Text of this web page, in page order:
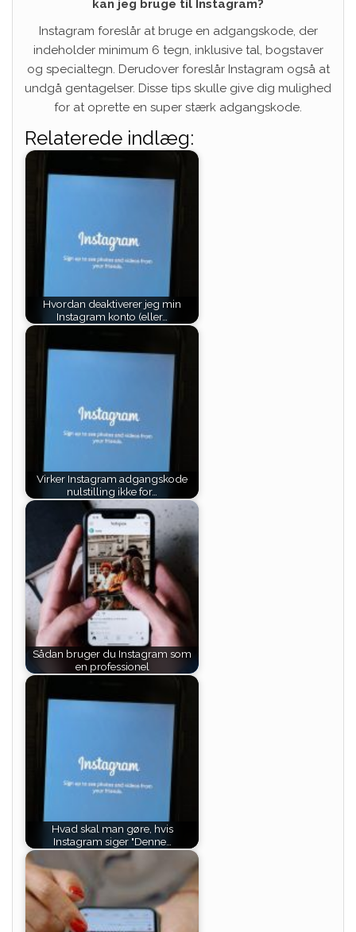
kan jeg bruge til Instagram?
Instagram foreslår at bruge en adgangskode, der
indeholder minimum 6 tegn, inklusive tal, bogstaver
og specialtegn. Derudover foreslår Instagram også at
undgå gentagelser. Disse tips skulle give dig mulighed
for at oprette en super stærk adgangskode.
Relaterede indlæg:
Hvordan deaktiverer jeg min
Instagram konto (eller…
Virker Instagram adgangskode
nulstilling ikke for…
Sådan bruger du Instagram som
en professionel
Hvad skal man gøre, hvis
Instagram siger "Denne…